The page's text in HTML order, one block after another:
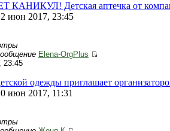
КАНИКУЛ! Детская аптечка от
июн 2017, 23:45
Elena-OrgPlus
23:45
одежды приглашает
июн 2017, 11:31